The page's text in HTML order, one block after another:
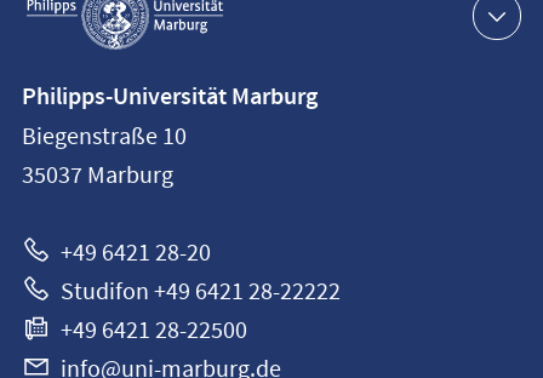
Navigation
Philipps-
Universität
Marburg
Philipps-Universität Marburg
Biegenstraße 10
35037 Marburg
+49 6421 28-20
Studifon +49 6421 28-22222
+49 6421 28-22500
info@uni-marburg.de